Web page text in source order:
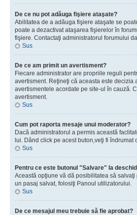
De ce nu pot adăuga fişiere ataşate?
Abilitatea de a adăuga fişiere ataşate se
poate a dezactivat ataşarea fişierelor în
fişiere. Contactaţi administratorul forumului
Sus
De ce am primit un avertisment?
Fiecare administrator are propriile reguli
avertisment. Reţineţi că aceasta este
avertismentele acordate pe site-ul în cauză.
avertisment.
Sus
Cum pot raporta mesaje unui moderator?
Dacă administratorul a permis această
lui. Dând click pe acest buton,veţi fi
Sus
Pentru ce este butonul "Salvare" la
Această opţiune vă dă posibilitatea să
un pasaj salvat, folosiţi Panoul utilizatorului.
Sus
De ce mesajul meu trebuie să fie aprobat?